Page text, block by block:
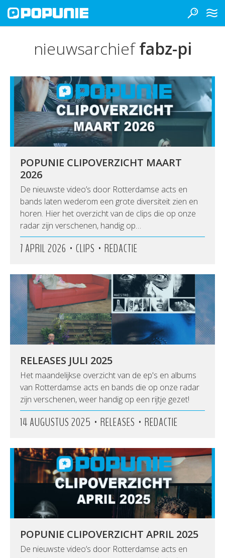
nieuwsarchieffabz-pi
POPUNIE CLIPOVERZICHT MAART
2026
De nieuwste video’s door Rotterdamse acts en
bands laten wederom een grote diversiteit zien en
horen. Hier het overzicht van de clips die op onze
radar zijn verschenen, handig op…
7 APRIL 2026 • CLIPS • REDACTIE
RELEASES JULI 2025
Het maandelijkse overzicht van de ep's en albums
van Rotterdamse acts en bands die op onze radar
zijn verschenen, weer handig op een rijtje gezet!
14 AUGUSTUS 2025 • RELEASES • REDACTIE
POPUNIE CLIPOVERZICHT APRIL 2025
De nieuwste video’s door Rotterdamse acts en